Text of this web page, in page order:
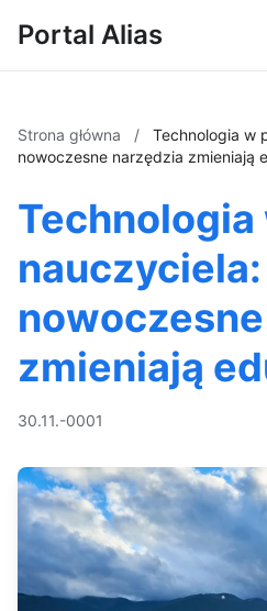
Portal Alias
Strona główna /
Technologia w
nowoczesne narzędzia zmieniają
zmieniają
30.11.-0001